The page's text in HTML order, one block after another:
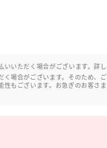
いただく場合がございます。詳
場合がございます。そのため、
性もございます。お急ぎのお客さ